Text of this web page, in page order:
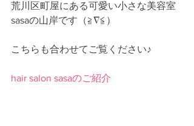
荒川区町屋にある可愛い小さな美容室
sasaの山岸です（≧∇≦）
こちらも合わせてご覧ください♪
hair salon sasaのご紹介